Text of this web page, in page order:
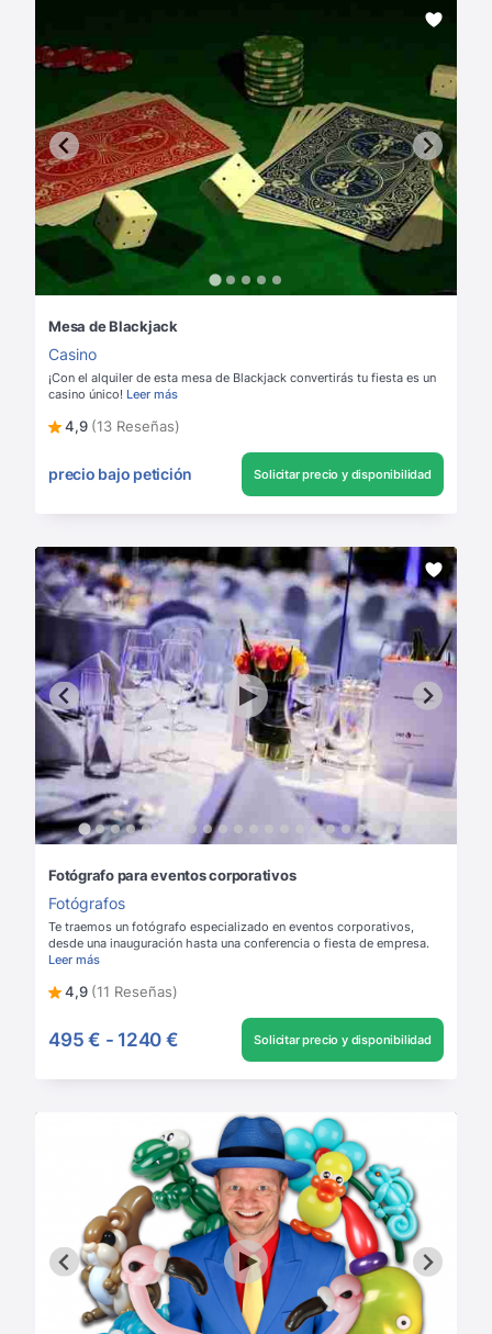
Mesa de Blackjack
Casino
¡Con el alquiler de esta mesa de Blackjack convertirás tu fiesta es un
casino único! Leer más
4,9 (13 Reseñas)
precio bajo petición Solicitar precio y disponibilidad
Fotógrafo para eventos corporativos
Fotógrafos
Te traemos un fotógrafo especializado en eventos corporativos,
desde una inauguración hasta una conferencia o fiesta de empresa.
Leer más
4,9 (11 Reseñas)
495 € - 1240 € Solicitar precio y disponibilidad